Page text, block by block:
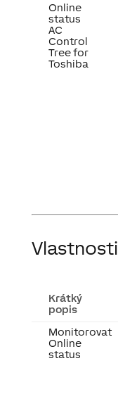
Online
status
AC
Control
Tree for
Toshiba
Vlastnosti
Krátký
popis
Monitorovat
Online
status